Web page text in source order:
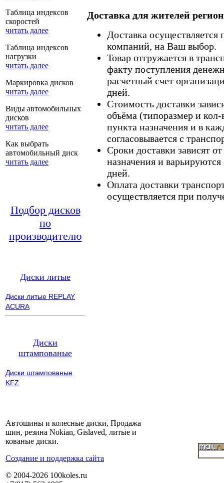
Таблица индексов
скоростей
читать далее
Таблица индексов
нагрузки
читать далее
Маркировка дисков
читать далее
Виды автомобильных
дисков
читать далее
Как выбрать
автомобильный диск
читать далее
Подбор дисков
по
производителю
Диски литые
Диски литые REPLAY
ACURA
Диски
штампованые
Диски штампованые
KFZ
Доставка для жителей
Доставка
компаний, на Ваш выбор.
Товар отгружается в
факту поступления
расчетный счет
дней.
Стоимость доставки
объёма (типоразмер и кол-
пункта назначения и в
согласовывается с
Сроки доставки зависят
назначения и
дней.
Оплата доставки
осуществляется при
Автошины и колесные диски, Продажа
шин, резина Nokian, Gislaved, литые и
кованые диски.
Cоздание и поддержка сайта
© 2004-2026 100koles.ru